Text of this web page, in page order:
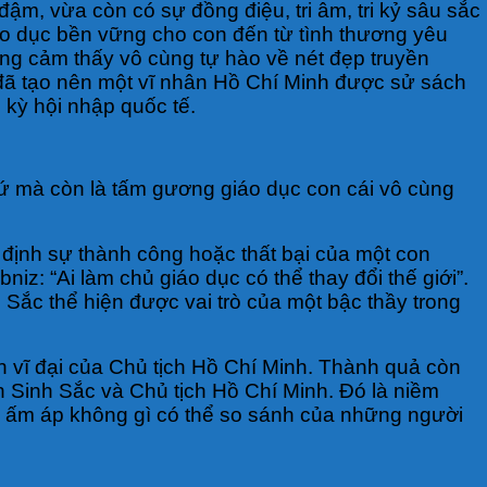
vừa còn có sự đồng điệu, tri âm, tri kỷ sâu sắc
dục bền vững cho con đến từ tình thương yêu
cảm thấy vô cùng tự hào về nét đẹp truyền
tạo nên một vĩ nhân Hồ Chí Minh được sử sách
hội nhập quốc tế.
mà còn là tấm gương giáo dục con cái vô cùng
sự thành công hoặc thất bại của một con
“Ai làm chủ giáo dục có thể thay đổi thế giới”.
thể hiện được vai trò của một bậc thầy trong
đại của Chủ tịch Hồ Chí Minh. Thành quả còn
Sắc và Chủ tịch Hồ Chí Minh. Đó là niềm
áp không gì có thể so sánh của những người